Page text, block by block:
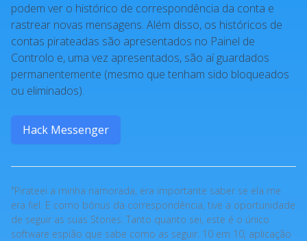
podem ver o histórico de correspondência da conta e
rastrear novas mensagens. Além disso, os históricos de
contas pirateadas são apresentados no Painel de
Controlo e, uma vez apresentados, são aí guardados
permanentemente (mesmo que tenham sido bloqueados
ou eliminados).
Hack Messenger
"Pirateei a minha namorada, era importante saber se ela me
era fiel. E como bónus da correspondência, tive a oportunidade
de seguir as suas Stories. Tanto quanto sei, este é o único
software espião que sabe como as seguir. 10 em 10, aplicação